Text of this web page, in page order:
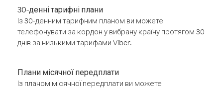
30-денні тарифні плани
Із 30-денним тарифним планом ви можете
телефонувати за кордон у вибрану країну протягом 30
днів за низькими тарифами Viber.
Плани місячної передплати
Із планом місячної передплати ви можете